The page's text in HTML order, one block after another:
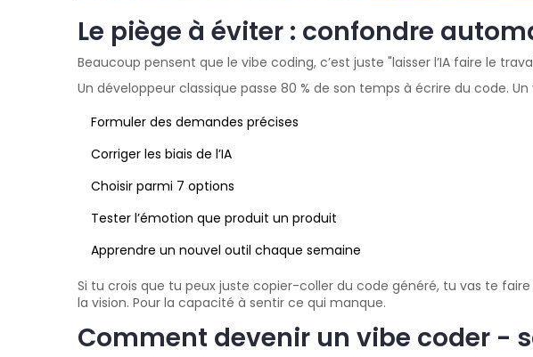
Le piège à éviter : confondre
Beaucoup pensent que le vibe coding, c’est juste "laisser l’IA faire le
Un développeur classique passe 80 % de son temps à écrire du code.
Formuler des demandes précises
Corriger les biais de l’IA
Choisir parmi 7 options
Tester l’émotion que produit un produit
Apprendre un nouvel outil chaque semaine
Si tu crois que tu peux juste copier-coller du code généré, tu vas te
la vision. Pour la capacité à sentir ce qui manque.
Comment devenir un vibe coder -